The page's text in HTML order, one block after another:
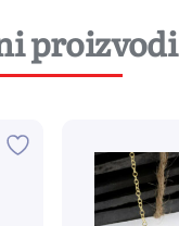
proizvodi